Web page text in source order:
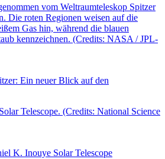
Ein neuer Blick auf den
K. Inouye Solar Telescope